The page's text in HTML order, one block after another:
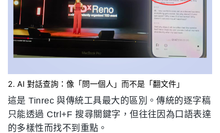
2. AI 對話查詢：像「問一個人」而不是「翻文件」
這是 Tinrec 與傳統工具最大的區別。傳統的逐字稿
只能透過 Ctrl+F 搜尋關鍵字，但往往因為口語表達
的多樣性而找不到重點。